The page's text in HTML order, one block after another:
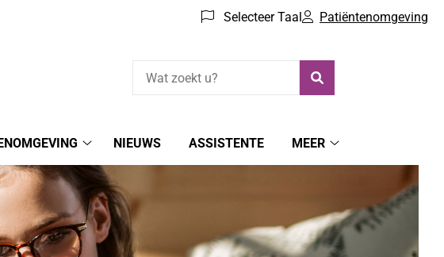
Selecteer Taal Patiëntenomgeving
submenu
NIEUWS ASSISTENTE
MEER